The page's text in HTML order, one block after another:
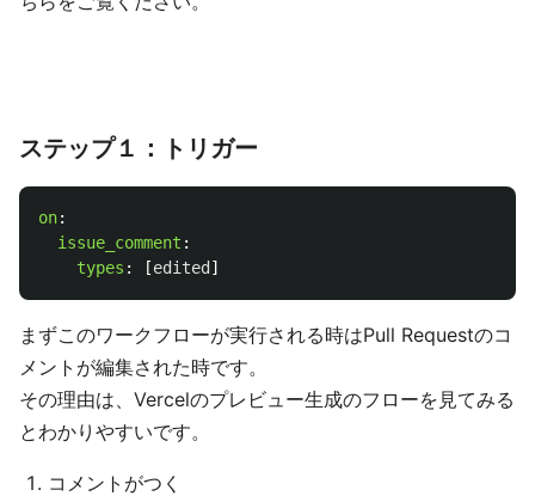
ステップ１：トリガー
on:
issue_comment :
types : [edited ]
まずこのワークフローが実行される時はPull Requestのコ
メントが編集された時です。
その理由は、Vercelのプレビュー生成のフローを見てみる
とわかりやすいです。
コメントがつく